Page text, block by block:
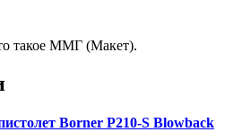
такое ММГ (Макет).
Borner P210-S Blowback